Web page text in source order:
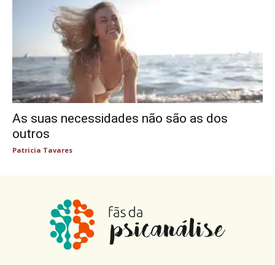
As suas necessidades não são as dos
outros
Patricia Tavares